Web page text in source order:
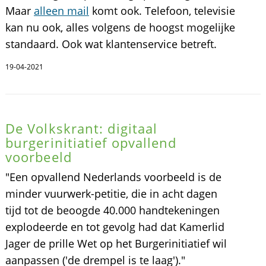
Maar alleen mail komt ook. Telefoon, televisie
kan nu ook, alles volgens de hoogst mogelijke
standaard. Ook wat klantenservice betreft.
19-04-2021
De Volkskrant: digitaal
burgerinitiatief opvallend
voorbeeld
"Een opvallend Nederlands voorbeeld is de
minder vuurwerk-petitie, die in acht dagen
tijd tot de beoogde 40.000 handtekeningen
explodeerde en tot gevolg had dat Kamerlid
Jager de prille Wet op het Burgerinitiatief wil
aanpassen ('de drempel is te laag')."